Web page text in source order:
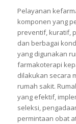
Pelayanan
komponen yang
preventif, kuratif,
dan berbagai
yang digunakan
farmakoterapi
dilakukan secara
rumah sakit.
yang efektif,
seleksi,
permintaan obat